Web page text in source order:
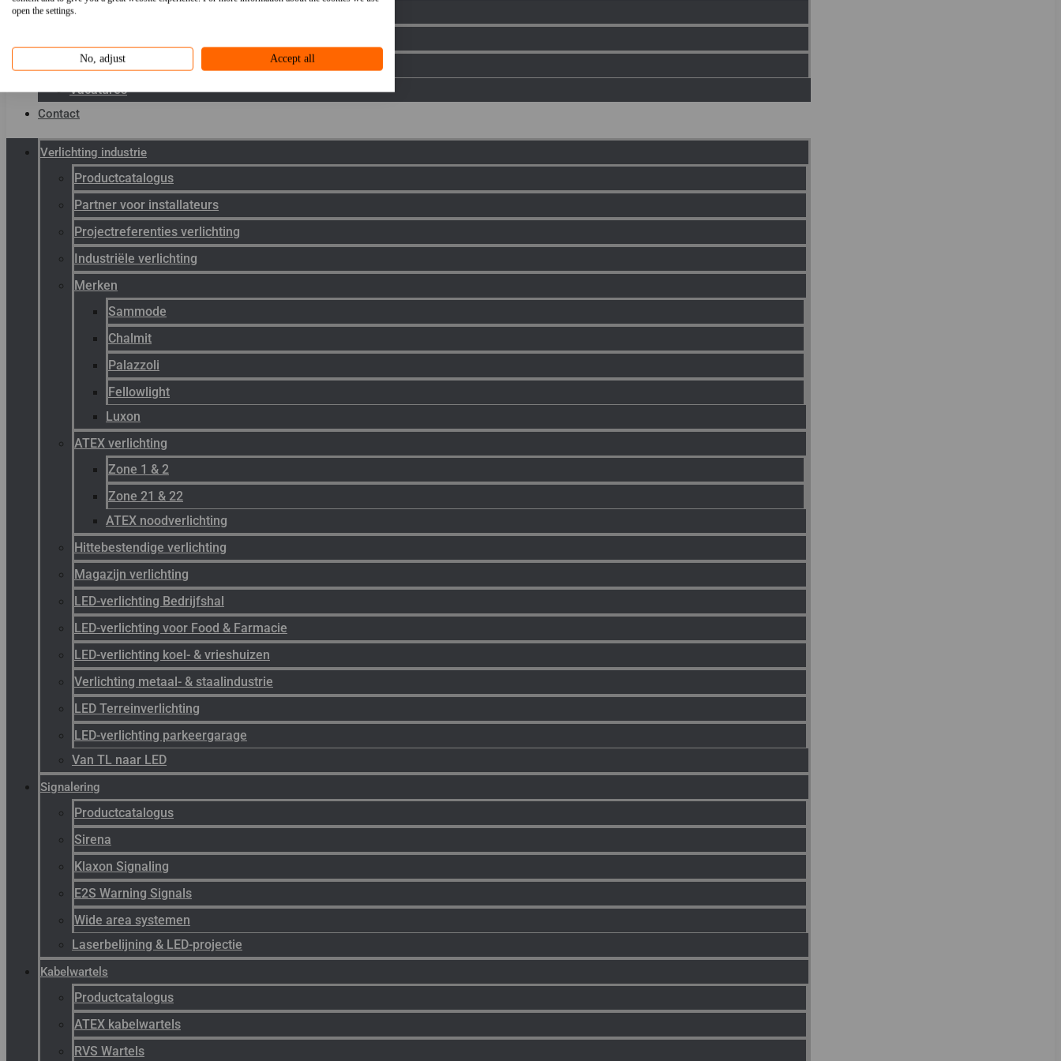
open the settings.
No, adjust Accept all
Toepassingen
Werken bij Gunneman
Vacatures
Contact
Verlichting industrie
Productcatalogus
Partner voor installateurs
Projectreferenties verlichting
Industriële verlichting
Merken
Sammode
Chalmit
Palazzoli
Fellowlight
Luxon
ATEX verlichting
Zone 1 & 2
Zone 21 & 22
ATEX noodverlichting
Hittebestendige verlichting
Magazijn verlichting
LED-verlichting Bedrijfshal
LED-verlichting voor Food & Farmacie
LED-verlichting koel- & vrieshuizen
Verlichting metaal- & staalindustrie
LED Terreinverlichting
LED-verlichting parkeergarage
Van TL naar LED
Signalering
Productcatalogus
Sirena
Klaxon Signaling
E2S Warning Signals
Wide area systemen
Laserbelijning & LED-projectie
Kabelwartels
Productcatalogus
ATEX kabelwartels
RVS Wartels